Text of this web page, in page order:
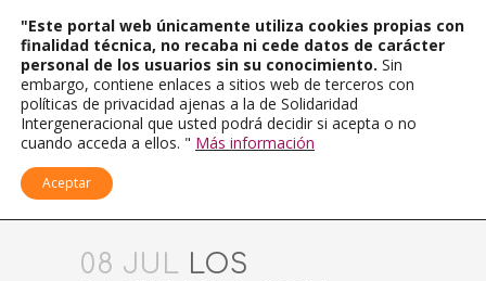
08 JUL LOS
"Este portal web únicamente utiliza cookies propias con
finalidad técnica, no recaba ni cede datos de carácter
personal de los usuarios sin su conocimiento. Sin
embargo, contiene enlaces a sitios web de terceros con
políticas de privacidad ajenas a la de Solidaridad
Intergeneracional que usted podrá decidir si acepta o no
cuando acceda a ellos. " Más información
Aceptar